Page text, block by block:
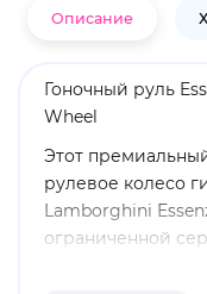
Описание
Гоночный руль
Wheel
Этот
рулевое колесо
Lamborghini
ограниченной